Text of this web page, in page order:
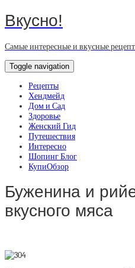
Вкусно!
Самые интересные и вкусные
Toggle navigation
Рецепты
Хендмейд
Дом и Сад
Здоровье
Женский Гид
Путешествия
Интересно
Шопинг Блог
КупиОбзор
Буженина и
вкусного мяса